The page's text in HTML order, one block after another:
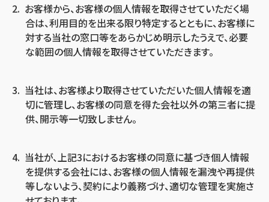
お客様から、お客様の個人情報を取得させていただく場
合は、利用目的を出来る限り特定するとともに、お客様に
対する当社の窓口等をあらかじめ明示したうえで、必要
な範囲の個人情報を取得させていただきます。
当社は、お客様より取得させていただいた個人情報を適
切に管理し、お客様の同意を得た会社以外の第三者に提
供、開示等一切致しません。
当社が、上記3におけるお客様の同意に基づき個人情報
を提供する会社には、お客様の個人情報を漏洩や再提供
等しないよう、契約により義務づけ、適切な管理を実施さ